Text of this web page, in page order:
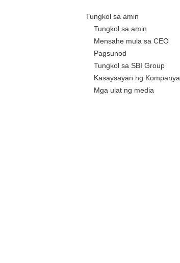
Tungkol sa amin
Tungkol sa amin
Mensahe mula sa CEO
Pagsunod
Tungkol sa SBI Group
Kasaysayan ng Kompanya
Mga ulat ng media